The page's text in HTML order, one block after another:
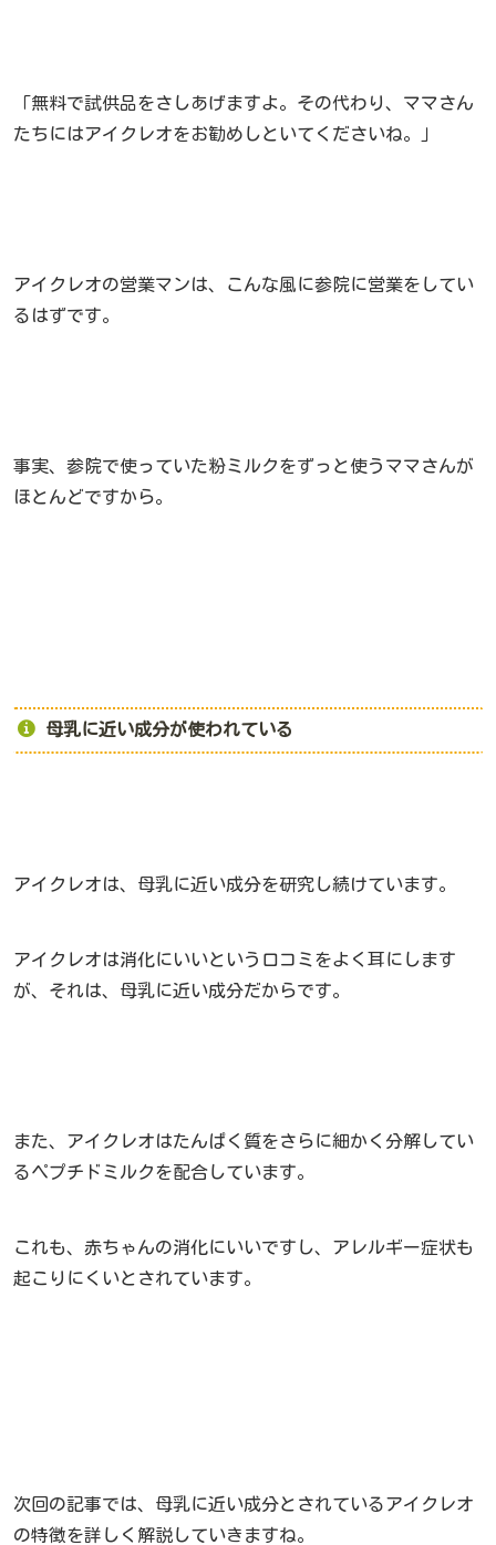
「無料で試供品をさしあげますよ。その代わり、ママさん
たちにはアイクレオをお勧めしといてくださいね。」
アイクレオの営業マンは、こんな風に参院に営業をしてい
るはずです。
事実、参院で使っていた粉ミルクをずっと使うママさんが
ほとんどですから。
母乳に近い成分が使われている
アイクレオは、母乳に近い成分を研究し続けています。
アイクレオは消化にいいという口コミをよく耳にします
が、それは、母乳に近い成分だからです。
また、アイクレオはたんぱく質をさらに細かく分解してい
るペプチドミルクを配合しています。
これも、赤ちゃんの消化にいいですし、アレルギー症状も
起こりにくいとされています。
次回の記事では、母乳に近い成分とされているアイクレオ
の特徴を詳しく解説していきますね。